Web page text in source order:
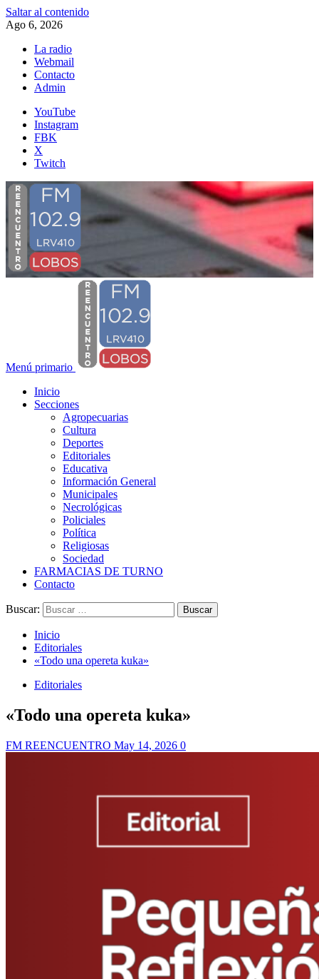
Saltar al contenido
Ago 6, 2026
La radio
Webmail
Contacto
Admin
YouTube
Instagram
FBK
X
Twitch
Menú primario
Inicio
Secciones
Agropecuarias
Cultura
Deportes
Editoriales
Educativa
Información General
Municipales
Necrológicas
Policiales
Política
Religiosas
Sociedad
FARMACIAS DE TURNO
Contacto
Buscar:
Inicio
Editoriales
«Todo una opereta kuka»
Editoriales
«Todo una opereta kuka»
FM REENCUENTRO May 14, 2026 0